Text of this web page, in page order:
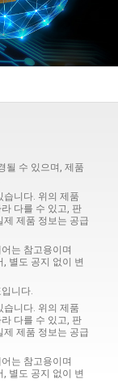
될 수 있으며, 제품
습니다. 위의 제품
다를 수 있고, 판
제품 정보는 공급
는 참고용이며
별도 공지 없이 변
니다.
습니다. 위의 제품
다를 수 있고, 판
제품 정보는 공급
는 참고용이며
별도 공지 없이 변